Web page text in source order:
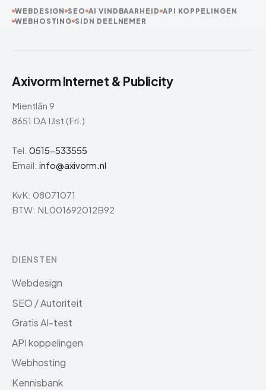
WEBDESIGN SEO AI VINDBAARHEID API KOPPELINGEN
WEBHOSTING SIDN DEELNEMER
Axivorm Internet & Publicity
Mientlân 9
8651 DA IJlst (Frl.)
Tel. 0515-533555
Email: info@axivorm.nl
KvK: 08071071
BTW: NL001692012B92
DIENSTEN
Webdesign
SEO / Autoriteit
Gratis AI-test
API koppelingen
Webhosting
Kennisbank